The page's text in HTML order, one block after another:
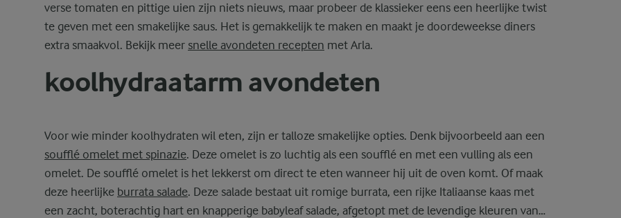
verse tomaten en pittige uien zijn niets nieuws, maar probeer de klassieker eens een heerlijke twist
te geven met een smakelijke saus. Het is gemakkelijk te maken en maakt je doordeweekse diners
extra smaakvol. Bekijk meer snelle avondeten recepten met Arla.
koolhydraatarm avondeten
Voor wie minder koolhydraten wil eten, zijn er talloze smakelijke opties. Denk bijvoorbeeld aan een
soufflé omelet met spinazie. Deze omelet is zo luchtig als een soufflé en met een vulling als een
omelet. De soufflé omelet is het lekkerst om direct te eten wanneer hij uit de oven komt. Of maak
deze heerlijke burrata salade. Deze salade bestaat uit romige burrata, een rijke Italiaanse kaas met
een zacht, boterachtig hart en knapperige babyleaf salade, afgetopt met de levendige kleuren van